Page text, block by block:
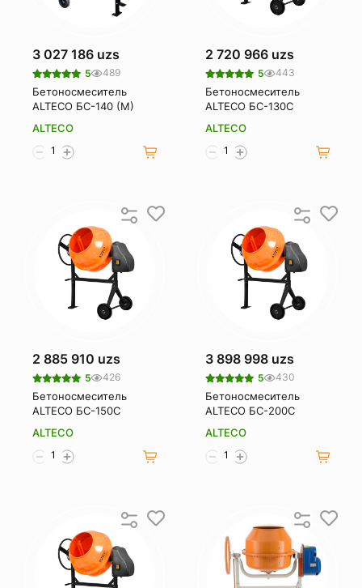
3 027 186 uzs
5 489
Бетоносмеситель
ALTECO БС-140 (М)
ALTECO
2 720 966 uzs
5 443
Бетоносмеситель
ALTECO БС-130С
ALTECO
2 885 910 uzs
5 426
Бетоносмеситель
ALTECO БС-150С
ALTECO
3 898 998 uzs
5 430
Бетоносмеситель
ALTECO БС-200С
ALTECO